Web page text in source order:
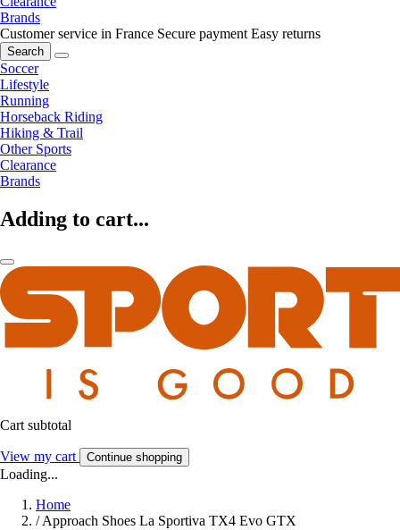
Brands
Customer service in France Secure payment Easy returns
Search
Soccer
Lifestyle
Running
Horseback Riding
Hiking & Trail
Other Sports
Clearance
Brands
Adding to cart...
Cart subtotal
View my cart Continue shopping
Loading...
Home
/Approach Shoes La Sportiva TX4 Evo GTX